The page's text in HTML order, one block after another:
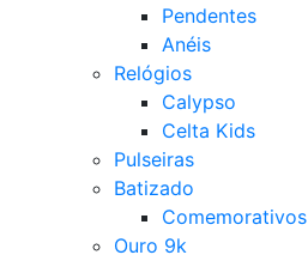
Pendentes
Anéis
Relógios
Calypso
Celta Kids
Pulseiras
Batizado
Comemorativos
Ouro 9k